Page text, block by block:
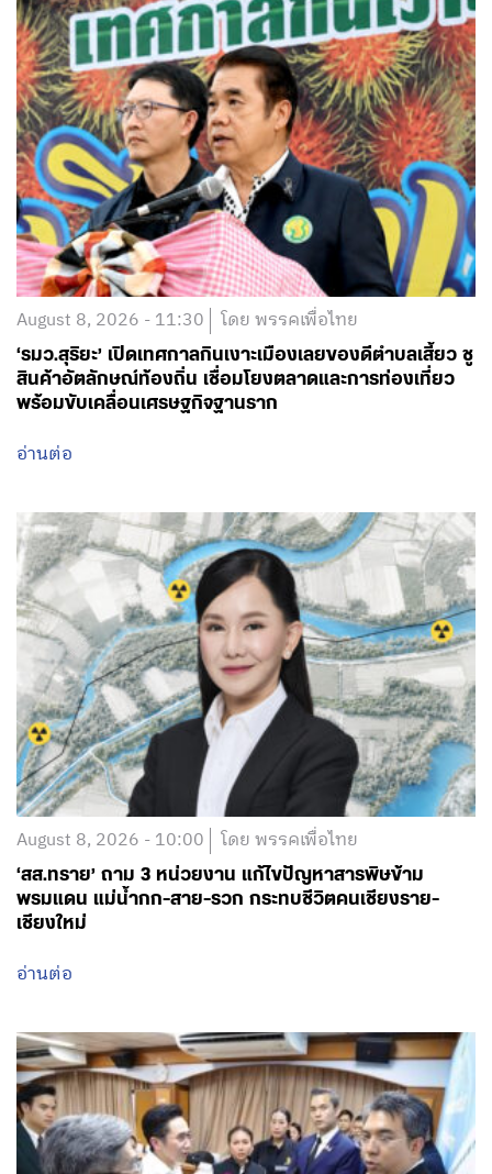
August 8, 2026 - 11:30 โดย พรรคเพื่อไทย
‘รมว.สุริยะ’ เปิดเทศกาลกินเงาะเมืองเลยของดีตำบลเสี้ยว ชู
สินค้าอัตลักษณ์ท้องถิ่น เชื่อมโยงตลาดและการท่องเที่ยว
พร้อมขับเคลื่อนเศรษฐกิจฐานราก
อ่านต่อ
August 8, 2026 - 10:00 โดย พรรคเพื่อไทย
‘สส.ทราย’ ถาม 3 หน่วยงาน แก้ไขปัญหาสารพิษข้าม
พรมแดน แม่น้ำกก-สาย-รวก กระทบชีวิตคนเชียงราย-
เชียงใหม่
อ่านต่อ